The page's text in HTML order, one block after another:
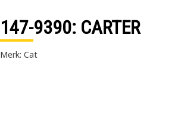
147-9390: CARTER
Merk: Cat